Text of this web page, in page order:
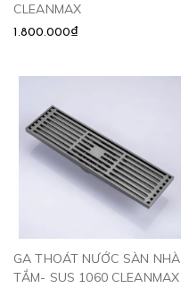
CLEANMAX
1.800.000₫
GA THOÁT NƯỚC SÀN NHÀ
TẮM- SUS 1060 CLEANMAX